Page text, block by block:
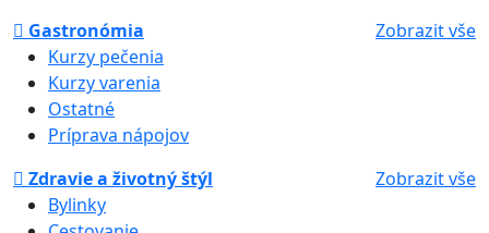
Gastronómia
Zobrazit vše
Kurzy pečenia
Kurzy varenia
Ostatné
Príprava nápojov
Zdravie a životný štýl
Zobrazit vše
Bylinky